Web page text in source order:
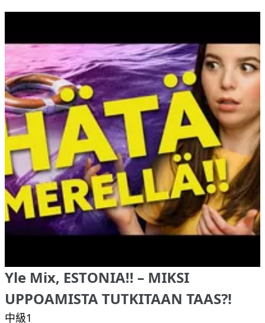
Yle Mix, ESTONIA!! – MIKSI
UPPOAMISTA TUTKITAAN TAAS?!
中級1